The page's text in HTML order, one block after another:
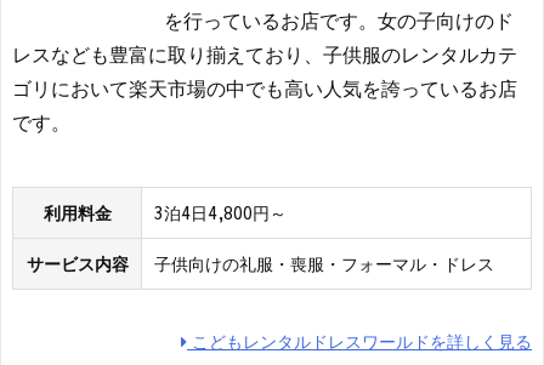
を行っているお店です。女の子向けのド
レスなども豊富に取り揃えており、子供服のレンタルカテ
ゴリにおいて楽天市場の中でも高い人気を誇っているお店
です。
利用料金 3泊4日4,800円～
サービス内容 子供向けの礼服・喪服・フォーマル・ドレス
こどもレンタルドレスワールドを詳しく見る